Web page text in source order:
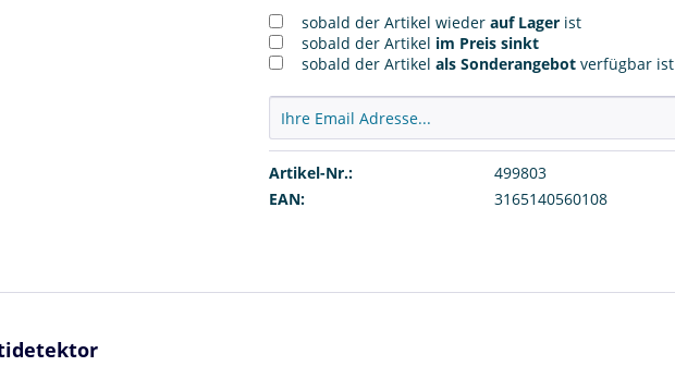
sobald der Artikel wiederauf Lager ist
sobald der Artikel im Preis sinkt
sobald der Artikelals Sonderangebot verfügbar ist
Artikel-Nr.:
499803
EAN:
3165140560108